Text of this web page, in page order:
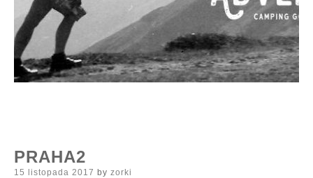
PRAHA2
Posted
15 listopada 2017 by zorki